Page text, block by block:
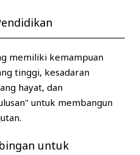
memiliki kemampuan
tinggi, kesadaran
hayat, dan
untuk membangun
untuk